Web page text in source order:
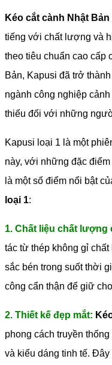
Kéo cắt cành Nhật
tiếng với chất lượng và
theo tiêu chuẩn cao cấp
Bản, Kapusi đã trở
ngành công nghiệp
thiếu đối với những
Kapusi loại 1 là một
này, với những đặc
là một số điểm nổi bật
loại 1:
1. Chất liệu chất lượng
tác từ thép không gỉ
sắc bén trong suốt thời
công cẩn thận để giữ
2. Thiết kế đẹp mắt:
phong cách truyền
và kiểu dáng tinh tế.